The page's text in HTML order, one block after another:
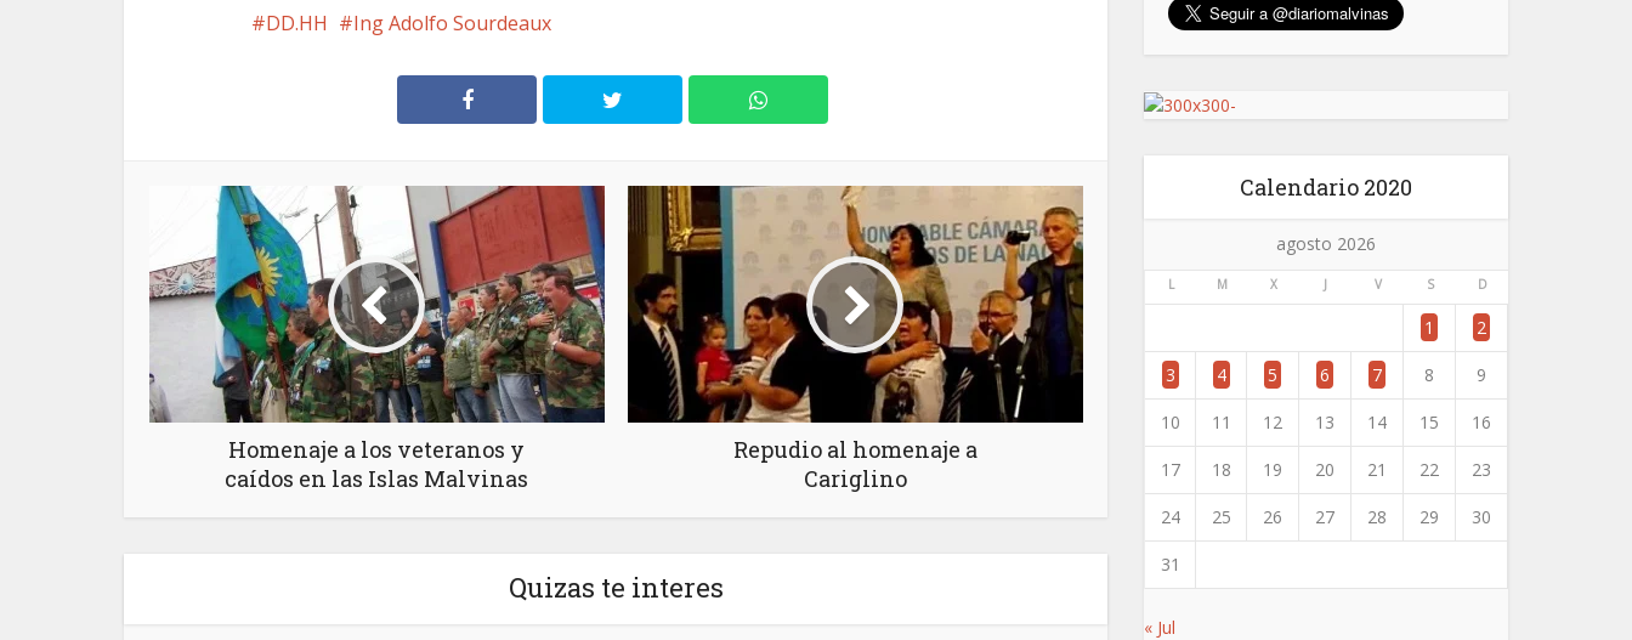
DD.HH Ing Adolfo Sourdeaux
Homenaje a los veteranos y
caídos en las Islas Malvinas
Repudio al homenaje a
Cariglino
Quizas te interes
Calendario 2020
agosto 2026
L M X J V S D
1 2
3 4 5 6 7 8 9
10 11 12 13 14 15 16
17 18 19 20 21 22 23
24 25 26 27 28 29 30
31
« Jul